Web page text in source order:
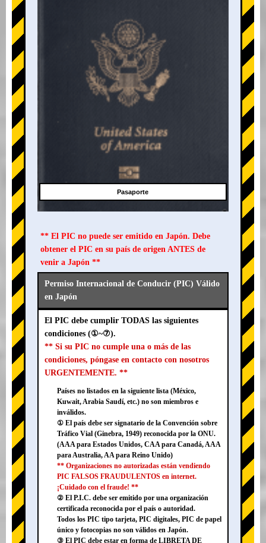
Pasaporte
** El PIC no puede ser emitido en Japón. Debe
obtener el PIC en su país de origen ANTES de
venir a Japón **
Permiso Internacional de Conducir (PIC) Válido
en Japón
El PIC debe cumplir TODAS las siguientes
condiciones (①~⑦).
** Si su PIC no cumple una o más de las
condiciones, póngase en contacto con nosotros
URGENTEMENTE. **
Países no listados en la siguiente lista (México,
Kuwait, Arabia Saudí, etc.) no son miembros e
inválidos.
① El país debe ser signatario de la Convención sobre
Tráfico Vial (Ginebra, 1949) reconocida por la ONU.
(AAA para Estados Unidos, CAA para Canadá, AAA
para Australia, AA para Reino Unido)
** Organizaciones no autorizadas están vendiendo
PIC FALSOS FRAUDULENTOS en internet.
¡Cuidado con el fraude! **
② El P.I.C. debe ser emitido por una organización
certificada reconocida por el país o autoridad.
Todos los PIC tipo tarjeta, PIC digitales, PIC de papel
único y fotocopias no son válidos en Japón.
③ El PIC debe estar en forma de LIBRETA DE